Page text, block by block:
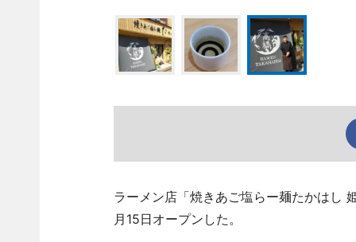
ラーメン店「焼きあご塩らー麺たかはし
月15日オープンした。